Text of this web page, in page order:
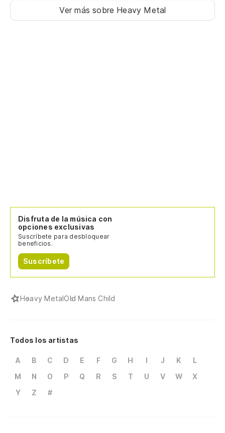
Ver más sobre Heavy Metal
Disfruta de la música con
opciones exclusivas
Suscríbete para desbloquear
beneficios.
Suscríbete
Heavy MetalOld Mans Child
Todos los artistas
A B C D E F G H I J K
L
M
N O P Q R S T U V W
X
Y
Z #